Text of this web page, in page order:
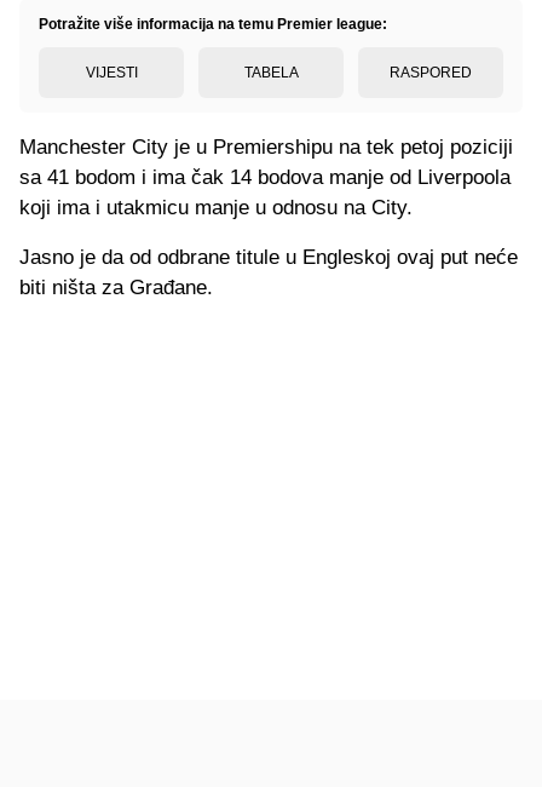
Potražite više informacija na temu Premier league:
VIJESTI TABELA RASPORED
Manchester City je u Premiershipu na tek petoj poziciji
sa 41 bodom i ima čak 14 bodova manje od Liverpoola
koji ima i utakmicu manje u odnosu na City.
Jasno je da od odbrane titule u Engleskoj ovaj put neće
biti ništa za Građane.